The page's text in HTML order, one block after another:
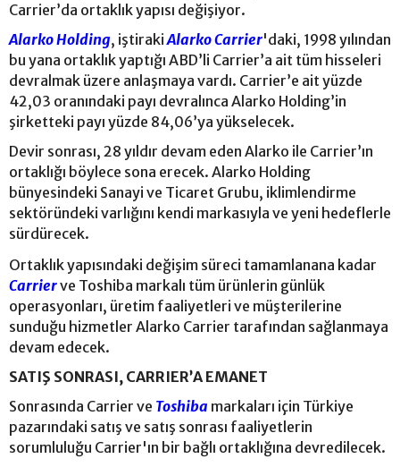
Carrier’da ortaklık yapısı değişiyor.
Alarko Holding, iştirakiAlarko Carrier'daki, 1998 yılından
bu yana ortaklık yaptığı ABD’li Carrier’a ait tüm hisseleri
devralmak üzere anlaşmaya vardı. Carrier’e ait yüzde
42,03 oranındaki payı devralınca Alarko Holding’in
şirketteki payı yüzde 84,06’ya yükselecek.
Devir sonrası, 28 yıldır devam eden Alarko ile Carrier’ın
ortaklığı böylece sona erecek. Alarko Holding
bünyesindeki Sanayi ve Ticaret Grubu, iklimlendirme
sektöründeki varlığını kendi markasıyla ve yeni hedeflerle
sürdürecek.
Ortaklık yapısındaki değişim süreci tamamlanana kadar
Carrierve Toshiba markalı tüm ürünlerin günlük
operasyonları, üretim faaliyetleri ve müşterilerine
sunduğu hizmetler Alarko Carrier tarafından sağlanmaya
devam edecek.
SATIŞ SONRASI, CARRIER’A EMANET
Sonrasında Carrier ve Toshiba markaları için Türkiye
pazarındaki satış ve satış sonrası faaliyetlerin
sorumluluğu Carrier'ın bir bağlı ortaklığına devredilecek.